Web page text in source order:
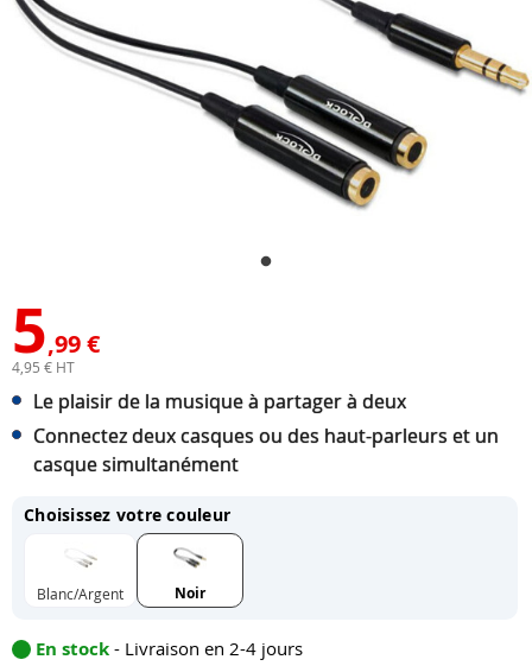
5,99 €
4,95 € HT
Le plaisir de la musique à partager à deux
Connectez deux casques ou des haut-parleurs et un
casque simultanément
Choisissez votre couleur
Blanc/Argent Noir
En stock - Livraison en 2-4 jours